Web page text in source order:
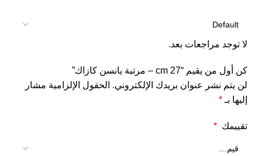
لا توجد مراجعات بعد.
كن أول من يقيم “27 cm – مرتبة يانسن كازاك”
لن يتم نشر عنوان بريدك الإلكتروني. الحقول الإلزامية مشار
إليها بـ*
تقييمك *